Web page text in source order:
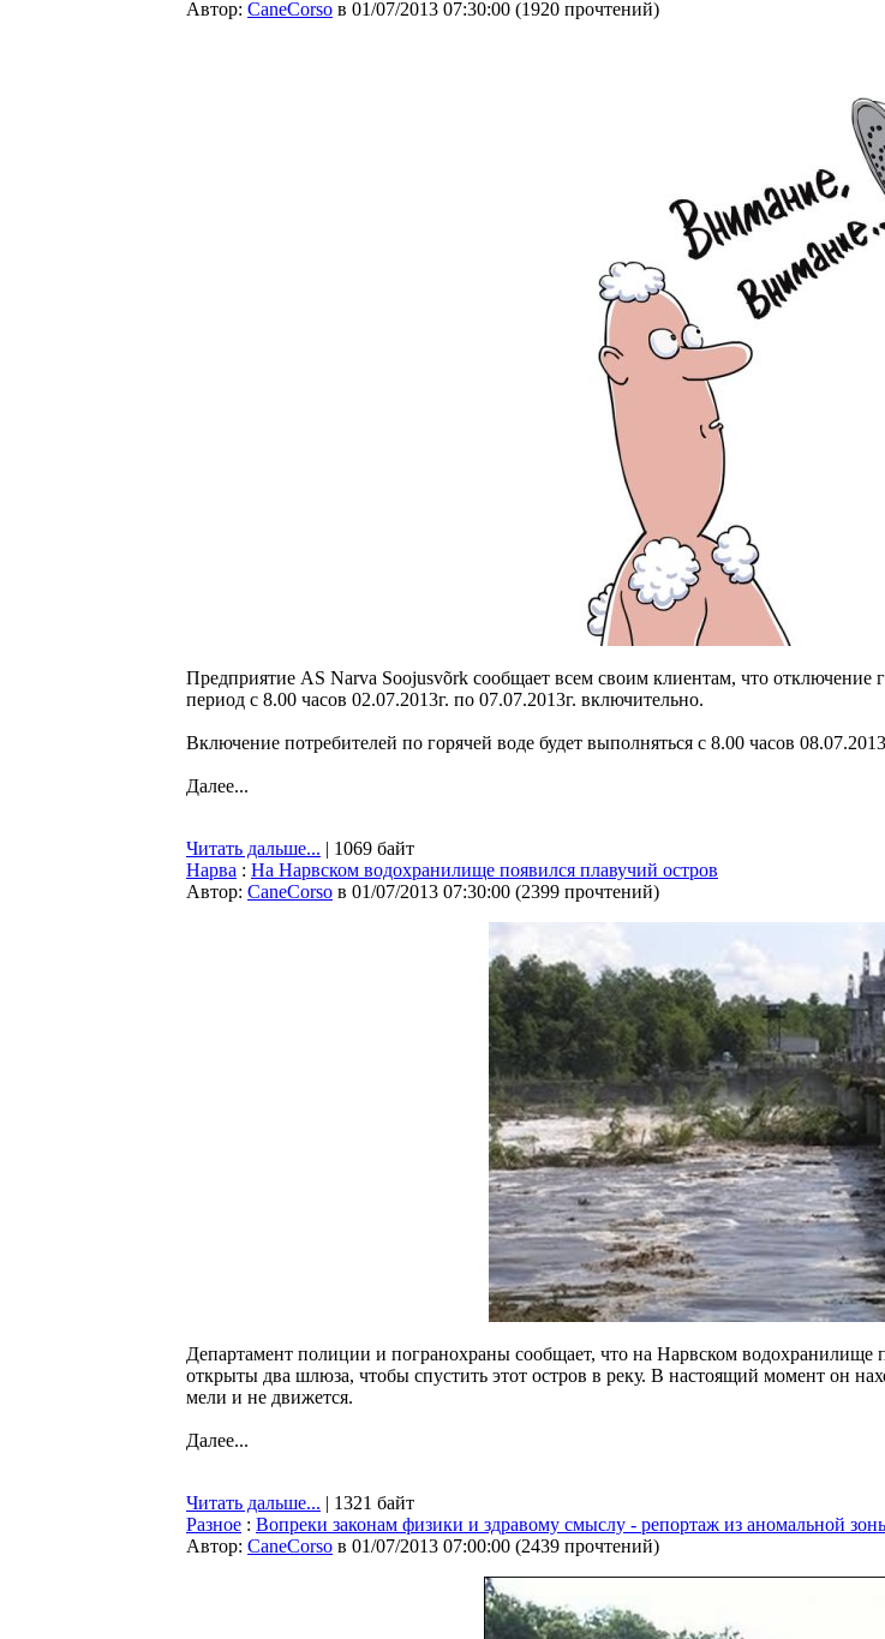
Автор: CaneCorso в 01/07/2013 07:30:00 (1920 прочтений)
Предприятие AS Narva Soojusvõrk сообщает всем своим клиентам, что отключение
период с 8.00 часов 02.07.2013г. по 07.07.2013г. включительно.
Включение потребителей по горячей воде будет выполняться с 8.00 часов
Далее...
Читать дальше... | 1069 байт
Нарва : На Нарвском водохранилище появился плавучий остров
Автор: CaneCorso в 01/07/2013 07:30:00 (2399 прочтений)
Департамент полиции и погранохраны сообщает, что на Нарвском водохранилище
открыты два шлюза, чтобы спустить этот остров в реку. В настоящий момент он
мели и не движется.
Далее...
Читать дальше... | 1321 байт
Разное : Вопреки законам физики и здравому смыслу - репортаж из аномальной
Автор: CaneCorso в 01/07/2013 07:00:00 (2439 прочтений)